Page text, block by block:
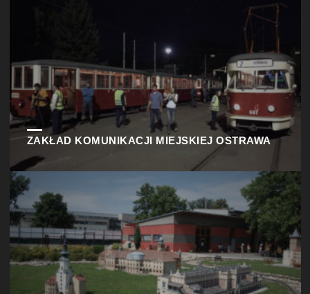
ZAKŁAD KOMUNIKACJI MIEJSKIEJ OSTRAWA